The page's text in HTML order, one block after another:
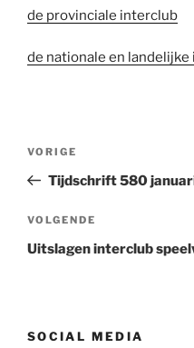
de provinciale interclub
de nationale en
Vorig
bericht
VORIGE
Tijdschrift 580
Volgend
bericht
VOLGENDE
Uitslagen interclub
SOCIAL MEDIA